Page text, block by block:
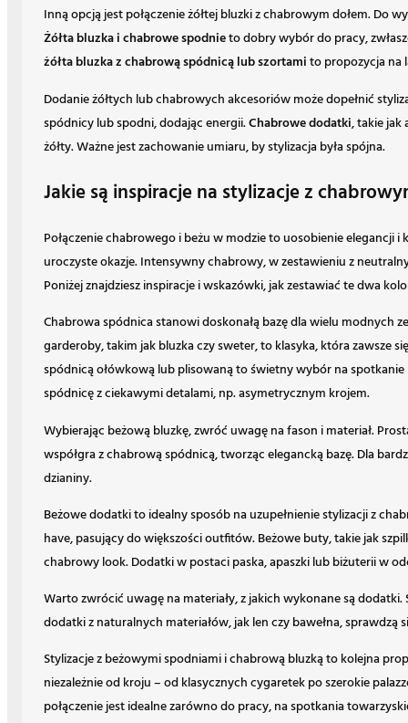
Inną opcją jest połączenie żółtej bluzki z chabrowym dołem. Do
Żółta bluzka i chabrowe spodnieto dobry wybór do pracy,
żółta bluzka z chabrową spódnicą lub szortamito propozycja na
Dodanie żółtych lub chabrowych akcesoriów może dopełnić
spódnicy lub spodni, dodając energii.Chabrowe dodatki, takie jak
żółty. Ważne jest zachowanie umiaru, by stylizacja była spójna.
Jakie są inspiracje na stylizacje z
Połączenie chabrowego i beżu w modzie to uosobienie elegancji
uroczyste okazje. Intensywny chabrowy, w zestawieniu z
Poniżej znajdziesz inspiracje i wskazówki, jak zestawiać te dwa
Chabrowa spódnica stanowi doskonałą bazę dla wielu modnych
garderoby, takim jak bluzka czy sweter, to klasyka, która zawsze
spódnicą ołówkową lub plisowaną to świetny wybór na
spódnicę z ciekawymi detalami, np. asymetrycznym krojem.
Wybierając beżową bluzkę, zwróć uwagę na fason i materiał.
współgra z chabrową spódnicą, tworząc elegancką bazę. Dla
dzianiny.
Beżowe dodatki to idealny sposób na uzupełnienie stylizacji z
have, pasujący do większości outfitów. Beżowe buty, takie jak
chabrowy look. Dodatki w postaci paska, apaszki lub biżuterii w
Warto zwrócić uwagę na materiały, z jakich wykonane są
dodatki z naturalnych materiałów, jak len czy bawełna,
Stylizacje z beżowymi spodniami i chabrową bluzką to kolejna
niezależnie od kroju – od klasycznych cygaretek po szerokie
połączenie jest idealne zarówno do pracy, na spotkania